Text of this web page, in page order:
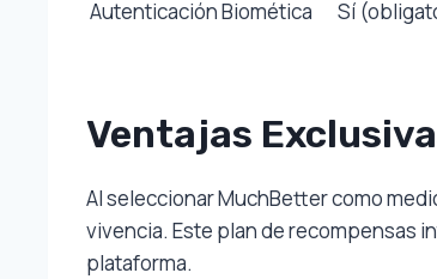
Autenticación Biomética Sí
Ventajas
Al seleccionar MuchBetter como
vivencia. Este plan de recompensas
plataforma.